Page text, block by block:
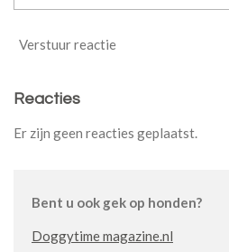
Verstuur reactie
Reacties
Er zijn geen reacties geplaatst.
Bent u ook gek op honden?
Doggytime magazine.nl